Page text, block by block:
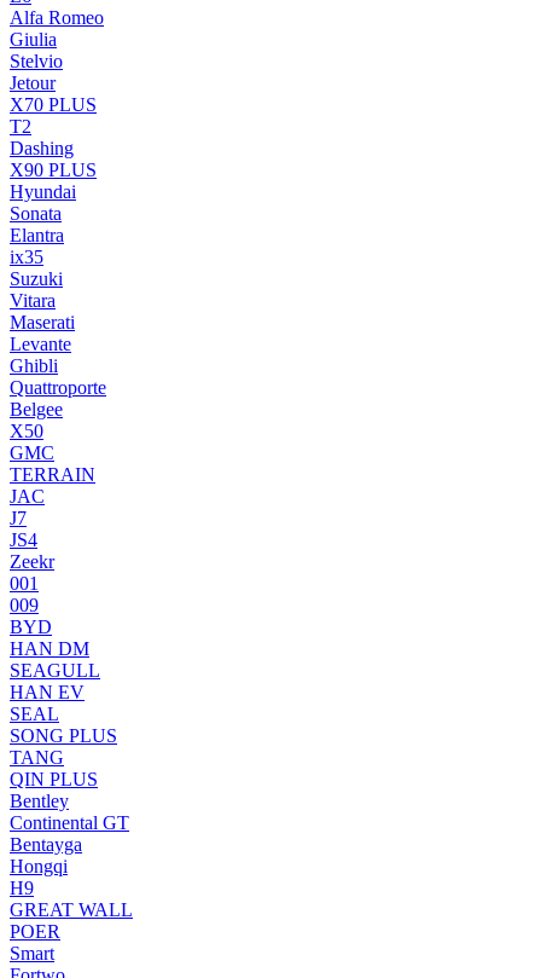
Alfa Romeo
Giulia
Stelvio
Jetour
X70 PLUS
T2
Dashing
X90 PLUS
Hyundai
Sonata
Elantra
ix35
Suzuki
Vitara
Maserati
Levante
Ghibli
Quattroporte
Belgee
X50
GMC
TERRAIN
JAC
J7
JS4
Zeekr
001
009
BYD
HAN DM
SEAGULL
HAN EV
SEAL
SONG PLUS
TANG
QIN PLUS
Bentley
Continental GT
Bentayga
Hongqi
H9
GREAT WALL
POER
Smart